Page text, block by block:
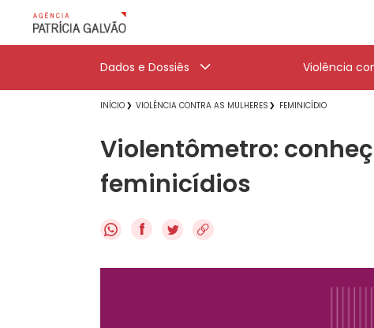
Dados e Dossiês Violência
INÍCIO VIOLÊNCIA CONTRA AS MULHERES FEMINICÍDIO
Violentômetro:
feminicídios
f